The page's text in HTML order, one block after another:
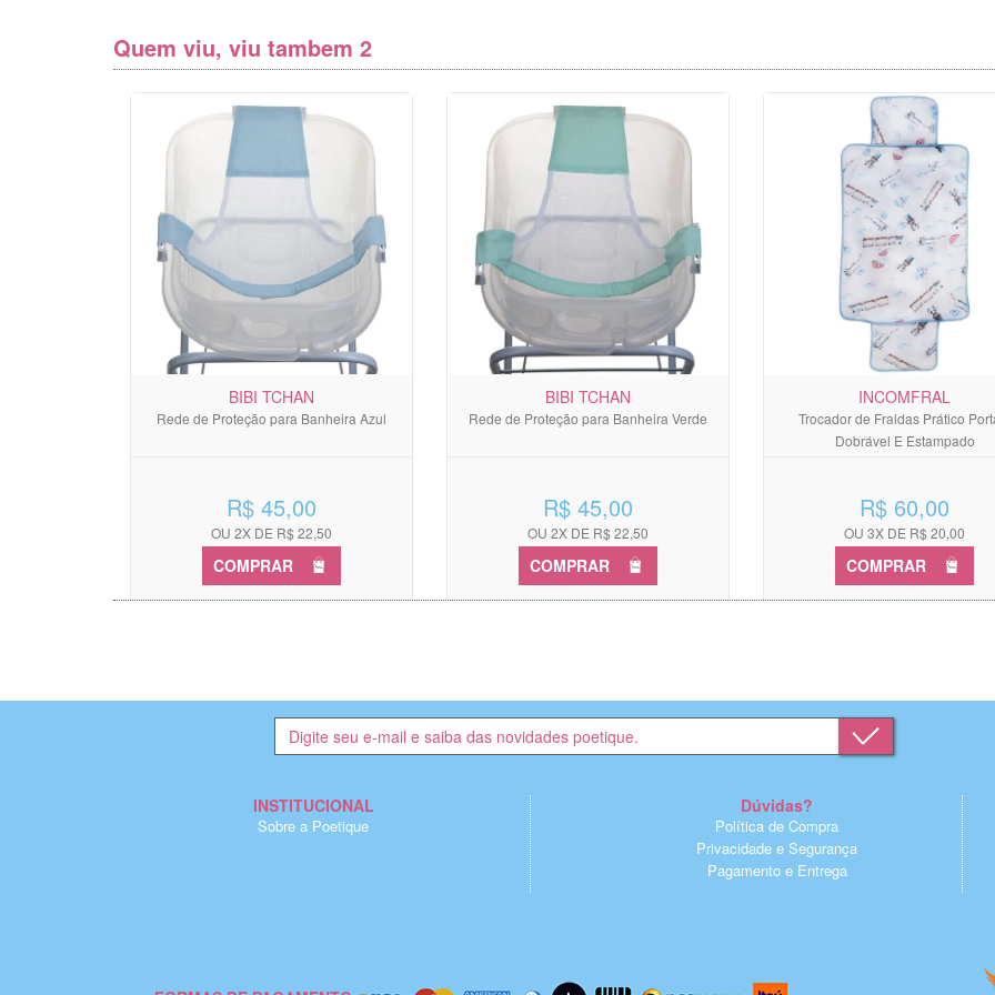
Quem viu, viu tambem 2
BIBI TCHAN
Rede de Proteção para Banheira Azul
R$ 45,00
OU 2X DE R$ 22,50
COMPRAR
BIBI TCHAN
Rede de Proteção para Banheira Verde
R$ 45,00
OU 2X DE R$ 22,50
COMPRAR
INCOMFRAL
Trocador de Fraldas Prático
Dobrável E Estampado
R$ 60,00
OU 3X DE R$ 20,00
COMPRAR
INSTITUCIONAL
Sobre a Poetique
Dúvidas?
Política de Compra
Privacidade e Segurança
Pagamento e Entrega